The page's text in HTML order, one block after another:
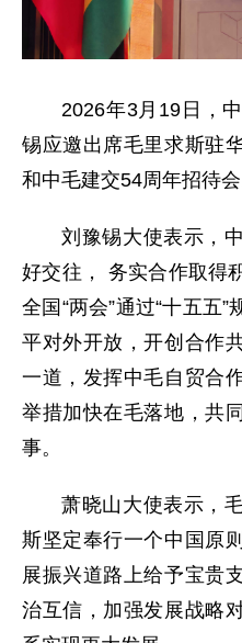
2026年3月19日，
锡应邀出席毛里求斯驻
和中毛建交54周年招待会
刘豫锡大使表示，
好交往， 务实合作取得
全国“两会”通过“十五五
平对外开放，开创合作
一道，发挥中毛自贸合
举措加快在毛落地，共
事。
萧晓山大使表示，
斯坚定奉行一个中国原
展振兴道路上给予宝贵
治互信，加强发展战略